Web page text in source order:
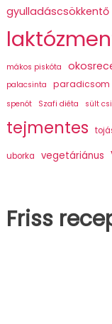
mákos piskóta
palacsinta paradicsom
spenót Szafi diéta sült
tejmentes
uborka vegetáriánus
Friss